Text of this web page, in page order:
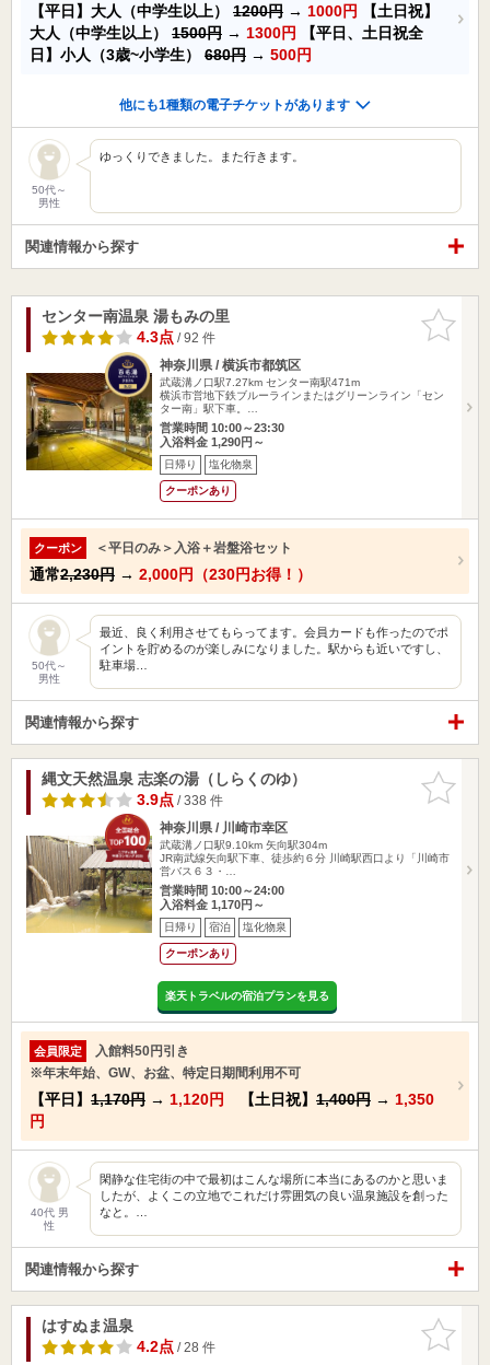
【平日】大人（中学生以上） 1200円 → 1000円
【土日祝】
大人（中学生以上） 1500円 → 1300円
【平日、土日祝全
日】小人（3歳~小学生） 680円 → 500円
他にも1種類の電子チケットがあります
50代～
男性
ゆっくりできました。また行きます。
関連情報から探す
お気に入
りに追加
センター南温泉 湯もみの里
4.3点/ 92 件
神奈川県 / 横浜市都筑区
武蔵溝ノ口駅7.27km センター南駅471m
横浜市営地下鉄ブルーラインまたはグリーンライン「セン
ター南」駅下車。…
営業時間 10:00～23:30
入浴料金 1,290円～
日帰り 塩化物泉
クーポンあり
クーポン ＜平日のみ＞入浴＋岩盤浴セット
通常2,230円 → 2,000円（230円お得！）
50代～
男性
最近、良く利用させてもらってます。会員カードも作ったのでポ
イントを貯めるのが楽しみになりました。駅からも近いですし、
駐車場…
関連情報から探す
お気に入
りに追加
縄文天然温泉 志楽の湯（しらくのゆ）
3.9点/ 338 件
神奈川県 / 川崎市幸区
武蔵溝ノ口駅9.10km 矢向駅304m
JR南武線矢向駅下車、徒歩約６分 川崎駅西口より「川崎市
営バス６３・…
営業時間 10:00～24:00
入浴料金 1,170円～
日帰り 宿泊 塩化物泉
クーポンあり
楽天トラベルの宿泊プランを見る
会員限定
入館料50円引き
※年末年始、GW、お盆、特定日期間利用不可
【平日】 1,170円 → 1,120円 【土日祝】 1,400円 → 1,350
円
40代 男
性
閑静な住宅街の中で最初はこんな場所に本当にあるのかと思いま
したが、よくこの立地でこれだけ雰囲気の良い温泉施設を創った
なと。…
関連情報から探す
お気に入
りに追加
はすぬま温泉
4.2点/ 28 件